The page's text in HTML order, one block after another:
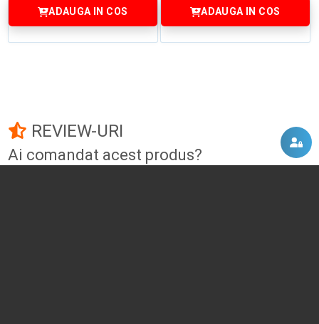
ADAUGA IN COS ADAUGA IN COS
REVIEW-URI
Ai comandat acest produs?